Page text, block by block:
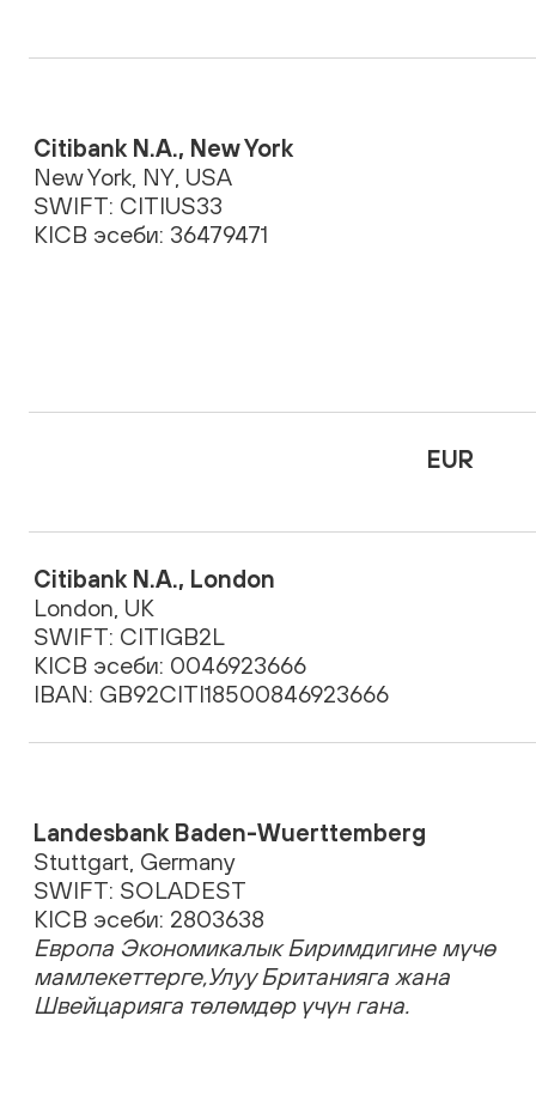
Citibank N.A., New York
New York, NY, USA
SWIFT: CITIUS33
KICB эсеби: 36479471
EUR
Citibank N.A., London
London, UK
SWIFT: CITIGB2L
KICB эсеби: 0046923666
IBAN: GB92CITI18500846923666
Landesbank Baden-Wuerttemberg
Stuttgart, Germany
SWIFT: SOLADEST
KICB эсеби: 2803638
Европа Экономикалык Биримдигине мүчө
мамлекеттерге,Улуу Британияга жана
Швейцарияга төлөмдөр үчүн гана.